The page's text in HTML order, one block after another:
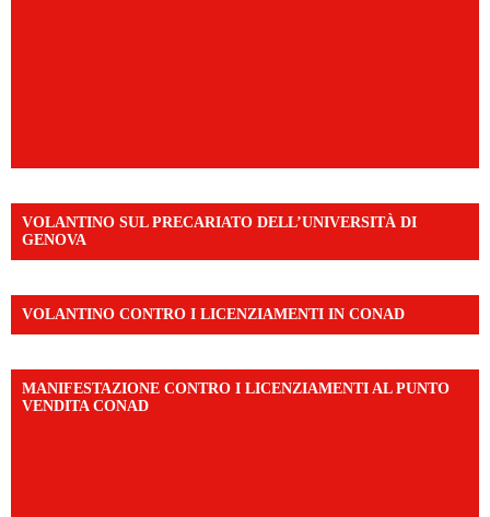
VOLANTINO SUL PRECARIATO DELL’UNIVERSITÀ DI
GENOVA
VOLANTINO CONTRO I LICENZIAMENTI IN CONAD
MANIFESTAZIONE CONTRO I LICENZIAMENTI AL PUNTO
VENDITA CONAD